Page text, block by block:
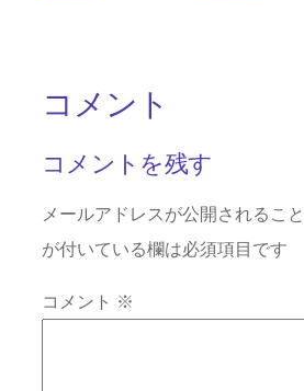
コメント
コメントを残す
メールアドレスが公開されるこ
が付いている欄は必須項目です
コメント ※